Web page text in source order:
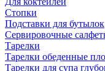
Стопки
Подставки для бутылок
Сервировочные
Тарелки
Тарелки обеденные
Тарелки для супа